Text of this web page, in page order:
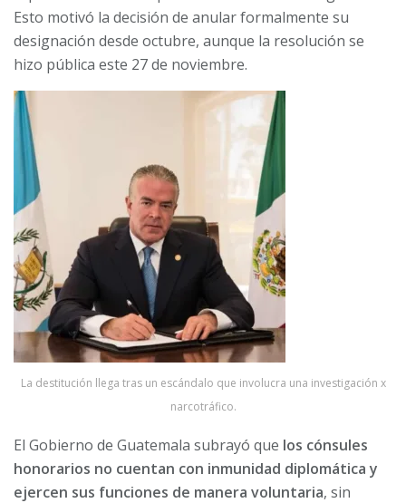
Esto motivó la decisión de anular formalmente su
designación desde octubre, aunque la resolución se
hizo pública este 27 de noviembre.
La destitución llega tras un escándalo que involucra una investigación x
narcotráfico.
El Gobierno de Guatemala subrayó que los cónsules
honorarios no cuentan con inmunidad diplomática y
ejercen sus funciones de manera voluntaria, sin